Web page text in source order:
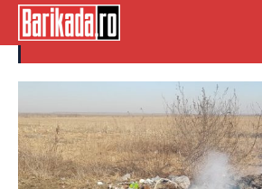
arderi ilegale